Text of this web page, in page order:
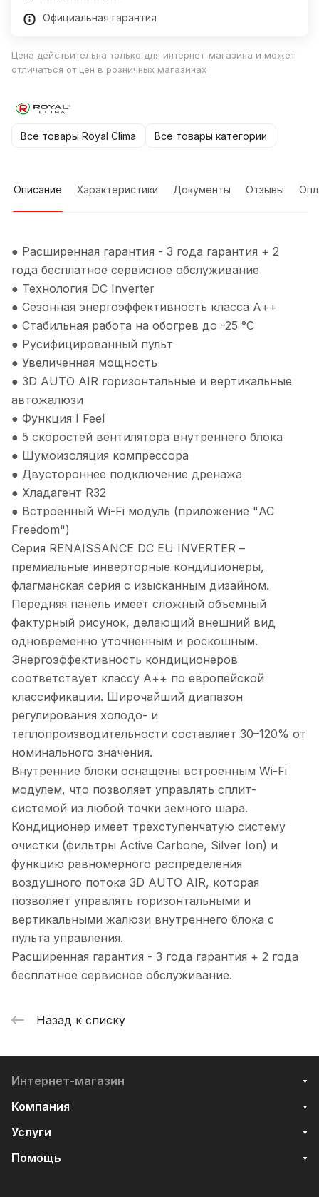
Официальная гарантия
Цена действительна только для интернет-магазина и может
отличаться от цен в розничных магазинах
Все товары Royal Clima Все товары категории
Описание Характеристики Документы Отзывы
● Расширенная гарантия - 3 года гарантия + 2
года бесплатное сервисное обслуживание
● Технология DC Inverter
● Сезонная энергоэффективность класса А++
● Стабильная работа на обогрев до -25 °С
● Русифицированный пульт
● Увеличенная мощность
● 3D AUTO AIR горизонтальные и вертикальные
автожалюзи
● Функция I Feel
● 5 скоростей вентилятора внутреннего блока
● Шумоизоляция компрессора
● Двустороннее подключение дренажа
● Хладагент R32
● Встроенный Wi-Fi модуль (приложение "AC
Freedom")
Серия RENAISSANCE DC EU INVERTER –
премиальные инверторные кондиционеры,
флагманская серия с изысканным дизайном.
Передняя панель имеет сложный объемный
фактурный рисунок, делающий внешний вид
одновременно уточненным и роскошным.
Энергоэффективность кондиционеров
соответствует классу А++ по европейской
классификации. Широчайший диапазон
регулирования холодо- и
теплопроизводительности составляет 30–120% от
номинального значения.
Внутренние блоки оснащены встроенным Wi-Fi
модулем, что позволяет управлять сплит-
системой из любой точки земного шара.
Кондиционер имеет трехступенчатую систему
очистки (фильтры Active Carbone, Silver Ion) и
функцию равномерного распределения
воздушного потока 3D AUTO AIR, которая
позволяет управлять горизонтальными и
вертикальными жалюзи внутреннего блока с
пульта управления.
Расширенная гарантия - 3 года гарантия + 2 года
бесплатное сервисное обслуживание.
Назад к списку
Интернет-магазин
Компания
Услуги
Помощь